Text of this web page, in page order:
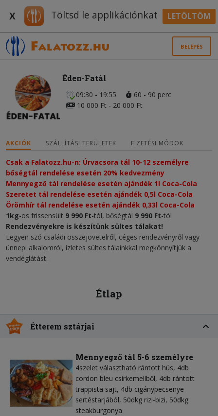
X Töltsd le applikációnkat LETÖLTÖM
BELÉPÉS
Éden-Fatál
09:30 - 19:55
60 - 90 perc
10 000 Ft - 20 000 Ft
AKCIÓK SZÁLLÍTÁSI TERÜLETEK FIZETÉSI MÓDOK
Csak a Falatozz.hu-n: Úrvacsora tál 10-12 személyre
bőségtál rendelése esetén 20% kedvezmény​
Mennyegző tál rendelése esetén ajándék 1l Coca-Cola
Szeretet tál rendelése esetén ajándék 0,5l Coca-Cola
Örömhír tál rendelése esetén ajándék 0,33l Coca-Cola
1kg-os frissensült 9 990 Ft-tól, bőségtál 9 990 Ft-tól
Rendezvényekre is készítünk sültes tálakat!
Legyen szó családi összejövetelről, céges rendezvényről vagy
ünnepi alkalomról, ízletes sültes tálainkkal megkönnyítjük a
vendéglátást.
Étlap
Étterem sztárjai
Mennyegző tál 5-6 személyre
4szelet választható rántott hús, 4db
cordon bleu csirkemellből, 4db rántott
trappista sajt, 4db cigánypecsenye
sertéstarjából, 50dkg rizi-bizi, 50dkg
steakburgonya